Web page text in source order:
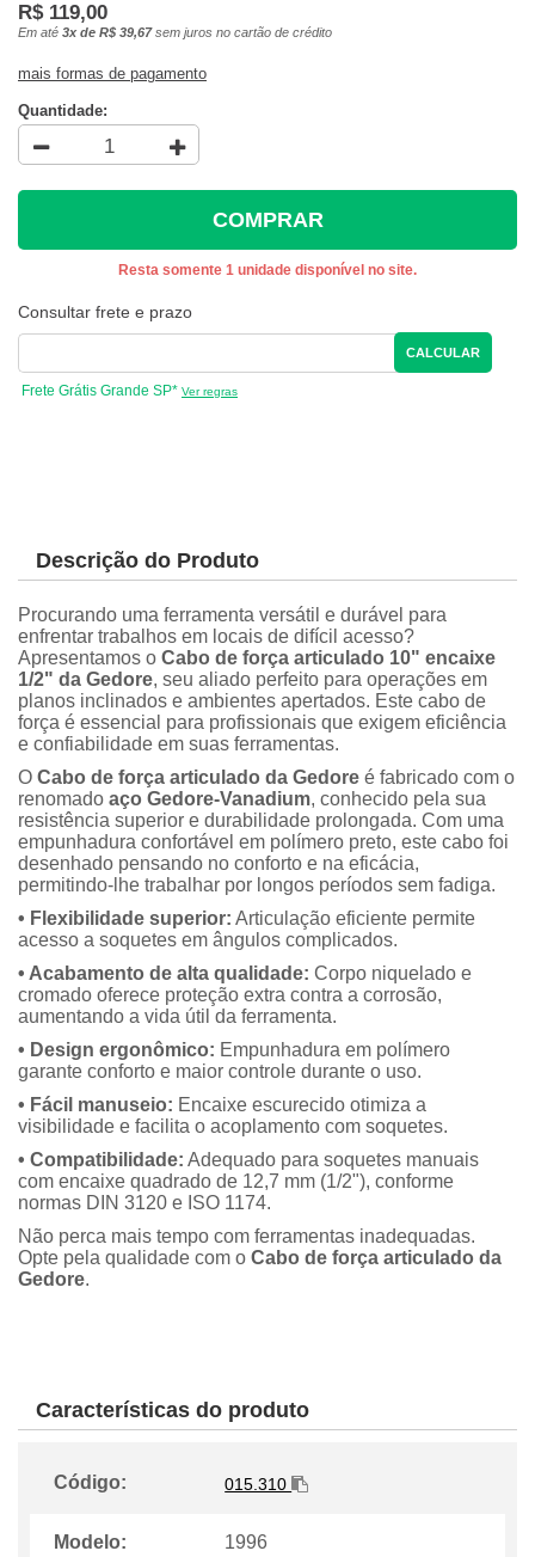
R$ 119,00
Em até 3x de R$ 39,67sem juros no cartão de crédito
mais formas de pagamento
Quantidade:
COMPRAR
Resta somente 1 unidade disponível no site.
Consultar frete e prazo
CALCULAR
Frete Grátis Grande SP* Ver regras
Descrição do Produto
Procurando uma ferramenta versátil e durável para
enfrentar trabalhos em locais de difícil acesso?
Apresentamos o Cabo de força articulado 10" encaixe
1/2" da Gedore, seu aliado perfeito para operações em
planos inclinados e ambientes apertados. Este cabo de
força é essencial para profissionais que exigem eficiência
e confiabilidade em suas ferramentas.
O Cabo de força articulado da Gedore é fabricado com o
renomado aço Gedore-Vanadium, conhecido pela sua
resistência superior e durabilidade prolongada. Com uma
empunhadura confortável em polímero preto, este cabo foi
desenhado pensando no conforto e na eficácia,
permitindo-lhe trabalhar por longos períodos sem fadiga.
• Flexibilidade superior: Articulação eficiente permite
acesso a soquetes em ângulos complicados.
• Acabamento de alta qualidade: Corpo niquelado e
cromado oferece proteção extra contra a corrosão,
aumentando a vida útil da ferramenta.
• Design ergonômico: Empunhadura em polímero
garante conforto e maior controle durante o uso.
• Fácil manuseio: Encaixe escurecido otimiza a
visibilidade e facilita o acoplamento com soquetes.
• Compatibilidade: Adequado para soquetes manuais
com encaixe quadrado de 12,7 mm (1/2"), conforme
normas DIN 3120 e ISO 1174.
Não perca mais tempo com ferramentas inadequadas.
Opte pela qualidade com o Cabo de força articulado da
Gedore.
Características do produto
Código: 015.310
Modelo: 1996